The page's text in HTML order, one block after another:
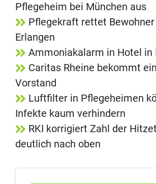
Pflegeheim bei München aus
Pflegekraft rettet Bewohner
Erlangen
Ammoniakalarm in Hotel in
Caritas Rheine bekommt
Vorstand
Luftfilter in Pflegeheimen
Infekte kaum verhindern
RKI korrigiert Zahl der
deutlich nach oben